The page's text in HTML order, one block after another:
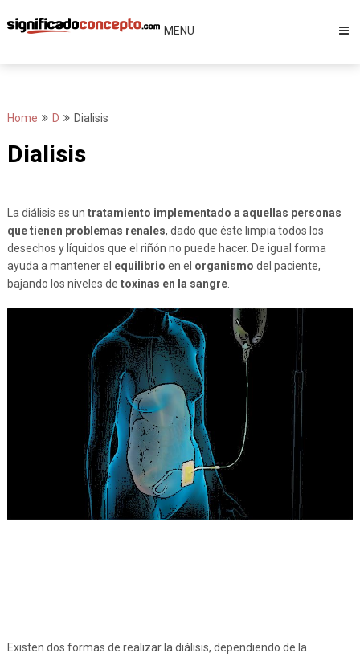
to
MENU
Home D Dialisis
Dialisis
La diálisis es un tratamiento implementado a aquellas personas
que tienen problemas renales, dado que éste limpia todos los
desechos y líquidos que el riñón no puede hacer. De igual forma
ayuda a mantener el equilibrio en el organismo del paciente,
bajando los niveles de toxinas en la sangre.
Existen dos formas de realizar la diálisis, dependiendo de la